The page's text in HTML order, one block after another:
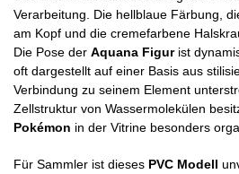
Verarbeitung. Die hellblaue Färbung,
am Kopf und die cremefarbene
Die Pose der Aquana Figurist
oft dargestellt auf einer Basis aus
Verbindung zu seinem Element
Zellstruktur von Wassermolekülen
Pokémon in der Vitrine besonders
Für Sammler ist dieses PVC Modell